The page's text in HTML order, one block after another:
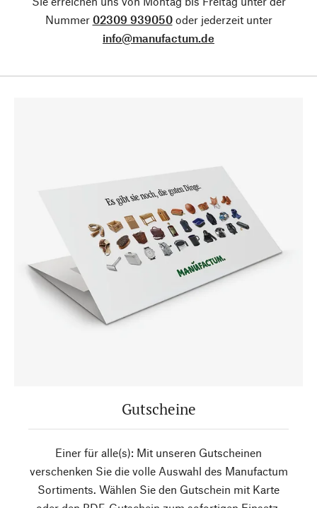
Nummer 02309 939050oder jederzeit unter
info@manufactum.de
Gutscheine
Einer für alle(s): Mit unseren Gutscheinen
verschenken Sie die volle Auswahl des Manufactum
Sortiments. Wählen Sie den Gutschein mit Karte